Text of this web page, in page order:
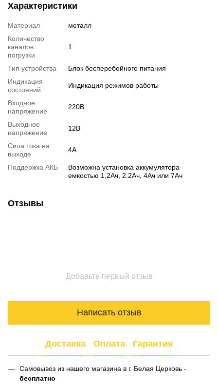
Характеристики
Материал
металл
Количество
каналов
погрузки
1
Тип устройства
Блок бесперебойного питания
Индикация
состояний
Индикация режимов работы
Входное
напряжение
220В
Выходное
напряжение
12В
Сила тока на
выходе
4А
Поддержка АКБ
Возможна установка аккумулятора
емкостью 1,2Ач, 2.2Ач, 4Aч или 7Aч
Отзывы
Добавьте первый отзыв
Написать отзыв
Доставка Оплата Гарантия
Самовывоз из нашего магазина в г. Белая Церковь -
бесплатно